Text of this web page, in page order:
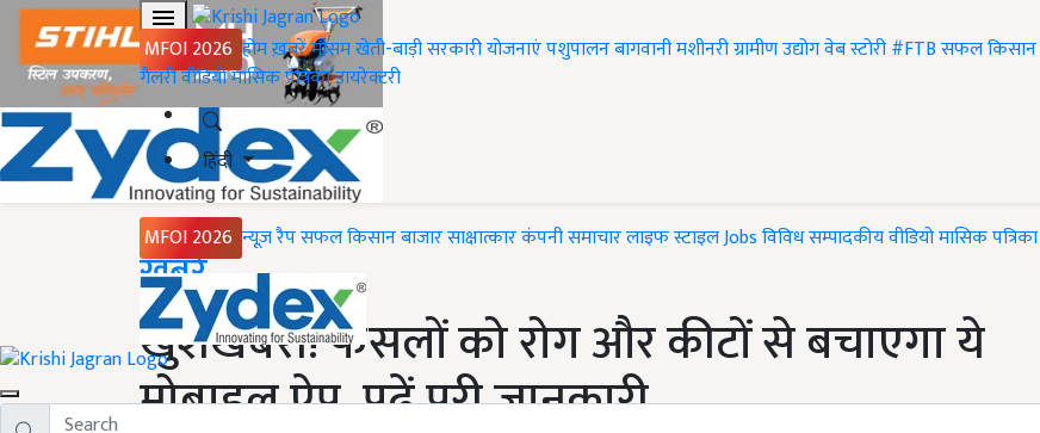
MFOI 2026 होमख़बरेंमौसमखेती-बाड़ीसरकारी योजनाएंपशुपालनबागवानीमशीनरीग्रामीण उद्योगवेब स्टोरी#FTBसफल किसान
गैलरीवीडियोमासिक पत्रिकाडायरेक्टरी
हिंदी
MFOI 2026 न्यूज़ रैपसफल किसानबाजारसाक्षात्कारकंपनी समाचारलाइफ स्टाइलJobsविविधसम्पादकीयवीडियोमासिक पत्रिका
Home
ख़बरें
खुशखबरी! फसलों को रोग और कीटों से बचाएगा ये
मोबाइल ऐप, पढ़ें पूरी जानकारी